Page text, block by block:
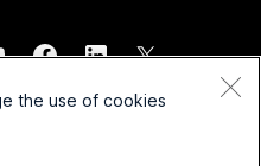
2026Cisco و/أو الشركات التابعة لها. جميع الحقوق محفوظة.
the use of cookies.